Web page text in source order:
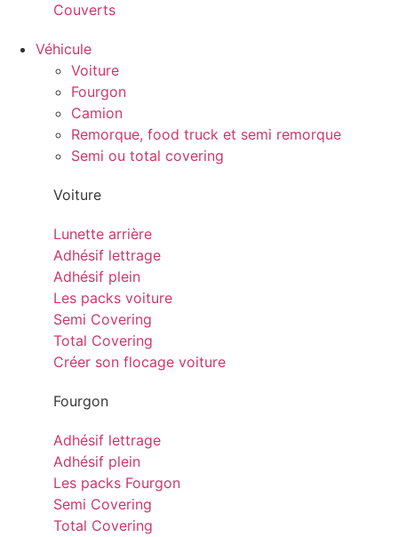
Couverts
Véhicule
Voiture
Fourgon
Camion
Remorque, food truck et semi remorque
Semi ou total covering
Voiture
Lunette arrière
Adhésif lettrage
Adhésif plein
Les packs voiture
Semi Covering
Total Covering
Créer son flocage voiture
Fourgon
Adhésif lettrage
Adhésif plein
Les packs Fourgon
Semi Covering
Total Covering